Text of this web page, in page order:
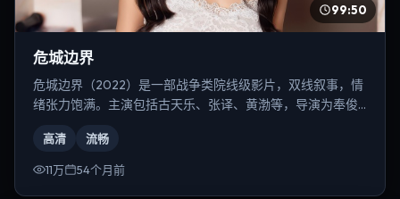
99:50
危城边界
危城边界（2022）是一部战争类院线级影片，双线叙事，情
绪张力饱满。主演包括古天乐、张译、黄渤等，导演为奉俊
高清 流畅
11万 54个月前